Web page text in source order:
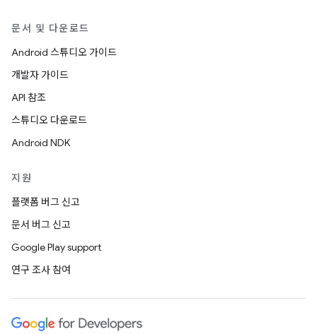
문서 및 다운로드
Android 스튜디오 가이드
개발자 가이드
API 참조
스튜디오 다운로드
Android NDK
지원
플랫폼 버그 신고
문서 버그 신고
Google Play support
연구 조사 참여